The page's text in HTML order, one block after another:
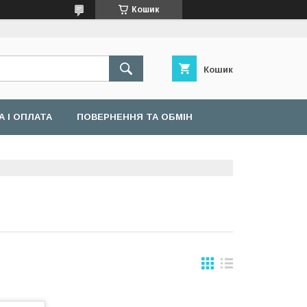
Кошик
Кошик
І ОПЛАТА ПОВЕРНЕННЯ ТА ОБМІН